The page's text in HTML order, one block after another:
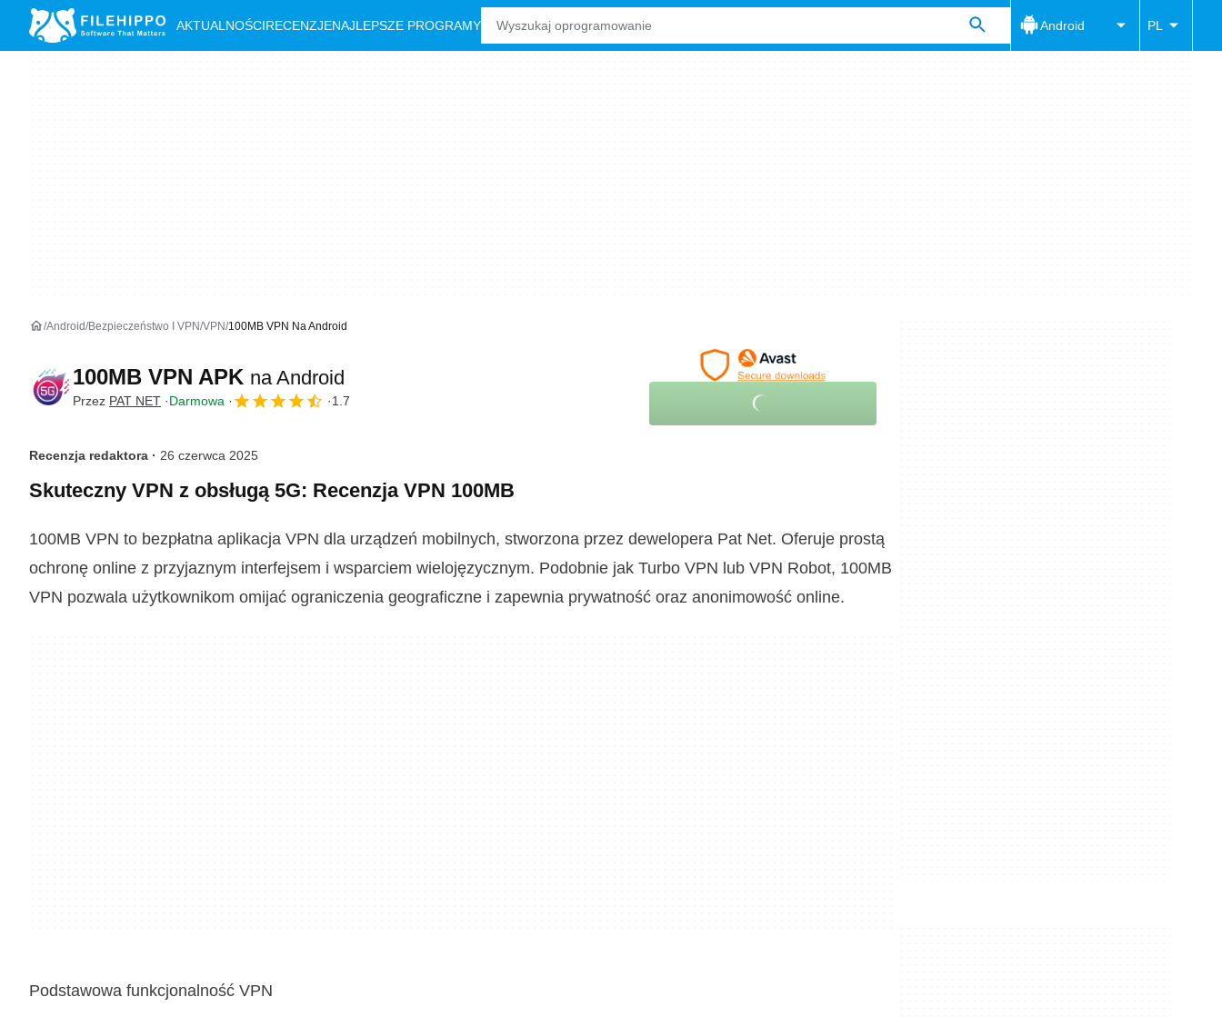
AKTUALNOŚCIRECENZJENAJLEPSZE PROGRAMY Android PL
Android Bezpieczeństwo I VPN VPN 100MB VPN Na Android
100MB VPN APK na Android
Przez PAT NET Darmowa 1.7
Recenzja redaktora · 26 czerwca 2025
Skuteczny VPN z obsługą 5G: Recenzja VPN 100MB
100MB VPN to bezpłatna aplikacja VPN dla urządzeń mobilnych, stworzona przez dewelopera Pat Net. Oferuje prostą
ochronę online z przyjaznym interfejsem i wsparciem wielojęzycznym. Podobnie jak Turbo VPN lub VPN Robot, 100MB
VPN pozwala użytkownikom omijać ograniczenia geograficzne i zapewnia prywatność oraz anonimowość online.
Podstawowa funkcjonalność VPN